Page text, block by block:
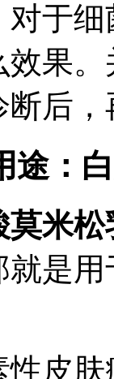
于
果
后
途：
莫米
是
皮